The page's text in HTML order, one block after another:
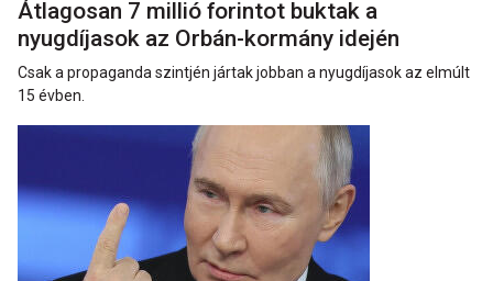
Átlagosan 7 millió forintot buktak a
nyugdíjasok az Orbán-kormány idején
Csak a propaganda szintjén jártak jobban a nyugdíjasok az elmúlt
15 évben.